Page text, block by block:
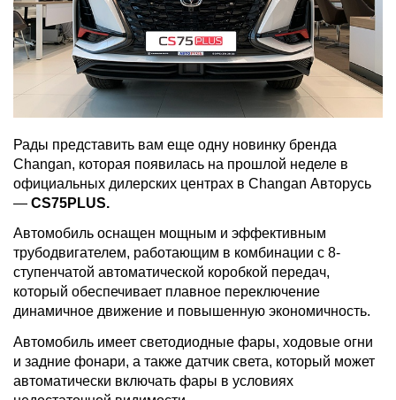
Рады представить вам еще одну новинку бренда
Changan, которая появилась на прошлой неделе в
официальных дилерских центрах в Changan Авторусь
— CS75PLUS.
Автомобиль оснащен мощным и эффективным
трубодвигателем, работающим в комбинации с 8-
ступенчатой автоматической коробкой передач,
который обеспечивает плавное переключение
динамичное движение и повышенную экономичность.
Автомобиль имеет светодиодные фары, ходовые огни
и задние фонари, а также датчик света, который может
автоматически включать фары в условиях